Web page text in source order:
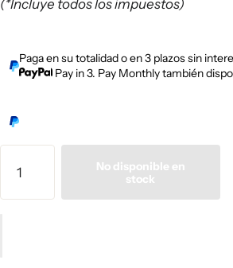
(*Incluye todos los impuestos)
Paga en su totalidad o en 3 plazos sin
Pay in 3. Pay Monthly también
No disponible en
stock